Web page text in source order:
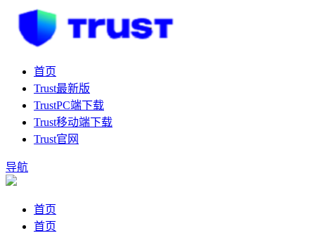
首页
Trust最新版
TrustPC端下载
Trust移动端下载
Trust官网
导航
首页
首页